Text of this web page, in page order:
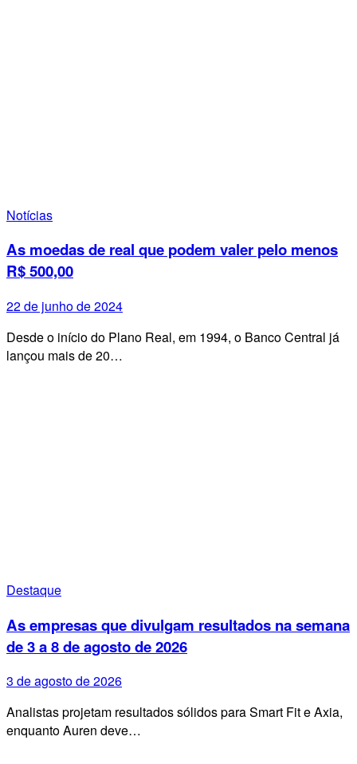
Notícias
As moedas de real que podem valer pelo menos
R$ 500,00
22 de junho de 2024
Desde o início do Plano Real, em 1994, o Banco Central já
lançou mais de 20…
Destaque
As empresas que divulgam resultados na semana
de 3 a 8 de agosto de 2026
3 de agosto de 2026
Analistas projetam resultados sólidos para Smart Fit e Axia,
enquanto Auren deve…